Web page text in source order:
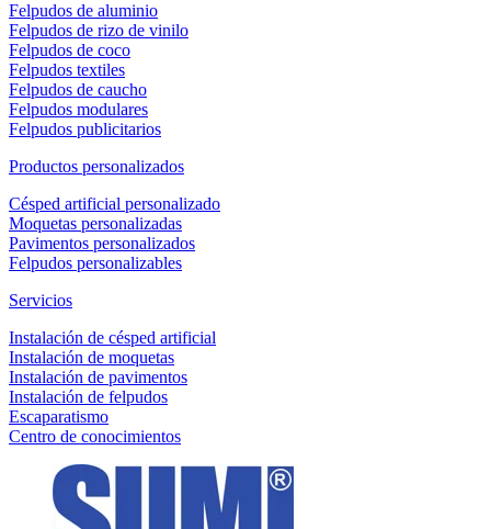
Felpudos de aluminio
Felpudos de rizo de vinilo
Felpudos de coco
Felpudos textiles
Felpudos de caucho
Felpudos modulares
Felpudos publicitarios
Productos personalizados
Césped artificial personalizado
Moquetas personalizadas
Pavimentos personalizados
Felpudos personalizables
Servicios
Instalación de césped artificial
Instalación de moquetas
Instalación de pavimentos
Instalación de felpudos
Escaparatismo
Centro de conocimientos